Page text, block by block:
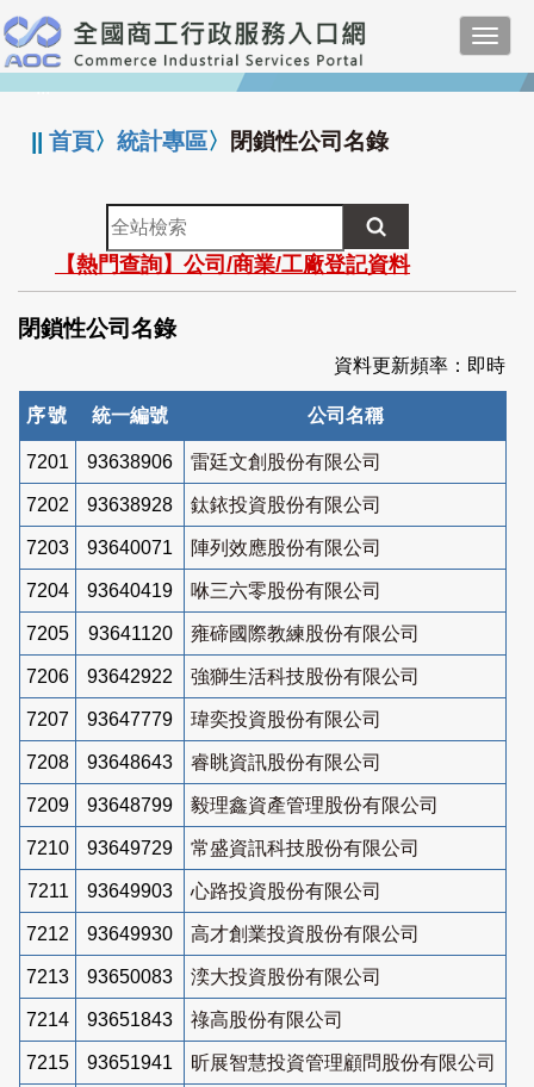
跳
到
主
要
:::
||首頁〉統計專區〉 閉鎖性公司名錄
全
站
檢
索
【熱門查詢】公司/商業/工廠登記資料
閉鎖性公司名錄
資料更新頻率：即時
序號 統一編號 公司名稱
7201 93638906 雷廷文創股份有限公司
7202 93638928 鈦銥投資股份有限公司
7203 93640071 陣列效應股份有限公司
7204 93640419 咻三六零股份有限公司
7205 93641120 雍碲國際教練股份有限公司
7206 93642922 強獅生活科技股份有限公司
7207 93647779 瑋奕投資股份有限公司
7208 93648643 睿眺資訊股份有限公司
7209 93648799 毅理鑫資產管理股份有限公司
7210 93649729 常盛資訊科技股份有限公司
7211 93649903 心路投資股份有限公司
7212 93649930 高才創業投資股份有限公司
7213 93650083 湙大投資股份有限公司
7214 93651843 祿高股份有限公司
7215 93651941 昕展智慧投資管理顧問股份有限公司